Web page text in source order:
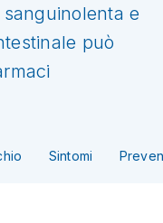
e
può
Sintomi